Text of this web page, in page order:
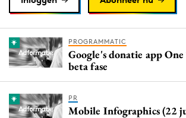
PROGRAMMATIC
Google's donatie app
beta fase
PR
Mobile Infographics (22